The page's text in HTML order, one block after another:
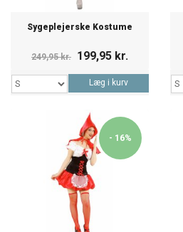
Sygeplejerske Kostume
249,95 kr. 199,95 kr.
Læg i kurv
- 16%